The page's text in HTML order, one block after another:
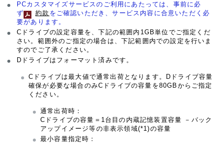
PCカスタマイズサービスのご利用にあたっては、事前に必
ず
約款 をご確認いただき、サービス内容に合意いただく必
要があります。
Cドライブの設定容量を、下記の範囲内1GB単位でご指定くだ
さい。範囲外のご指定の場合は、下記範囲内での設定を行いま
すのでご了承ください。
Dドライブはフォーマット済みです。
Cドライブは最大値で通常出荷となります。Dドライブ容量
確保が必要な場合のみCドライブの容量を80GBからご指定
ください。
通常出荷時：
Cドライブの容量＝1台目の内蔵記憶装置容量 －バック
アップイメージ等の非表示領域(*1)の容量
最小容量指定時：